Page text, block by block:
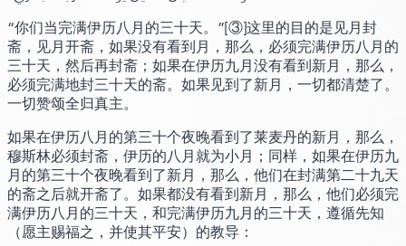
“你们当完满伊历八月的三十天。”[③]这里的目的是见月封
斋，见月开斋，如果没有看到月，那么，必须完满伊历八月的
三十天，然后再封斋；如果在伊历九月没有看到新月，那么，
必须完满地封三十天的斋。如果见到了新月，一切都清楚了。
一切赞颂全归真主。
如果在伊历八月的第三十个夜晚看到了莱麦丹的新月，那么，
穆斯林必须封斋，伊历的八月就为小月；同样，如果在伊历九
月的第三十个夜晚看到了新月，那么，他们在封满第二十九天
的斋之后就开斋了。如果都没有看到新月，那么，他们必须完
满伊历八月的三十天，和完满伊历九月的三十天，遵循先知
（愿主赐福之，并使其平安）的教导：